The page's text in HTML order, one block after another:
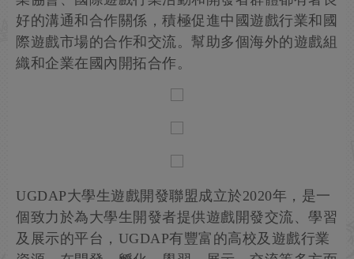
好的溝通和合作關係，積極促進中國遊戲行業和國
際遊戲市場的合作和交流。幫助多個海外的遊戲組
織和企業在國內開拓合作。
UGDAP大學生遊戲開發聯盟成立於2020年，是一
個致力於為大學生開發者提供遊戲開發交流、學習
及展示的平台，UGDAP有豐富的高校及遊戲行業